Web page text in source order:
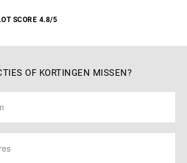
SCORE 4.8/5
OF KORTINGEN MISSEN?